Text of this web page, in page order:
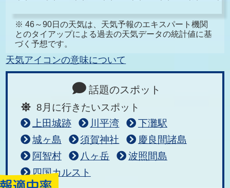
※ 46～90日の天気は、天気予報のエキスパート機関
とのタイアップによる過去の天気データの統計値に基
づく予想です。
天気アイコンの意味について
話題のスポット
8月に行きたいスポット
上田城跡
川平湾
下灘駅
城ヶ島
須賀神社
慶良間諸島
阿智村
八ヶ岳
波照間島
四国カルスト